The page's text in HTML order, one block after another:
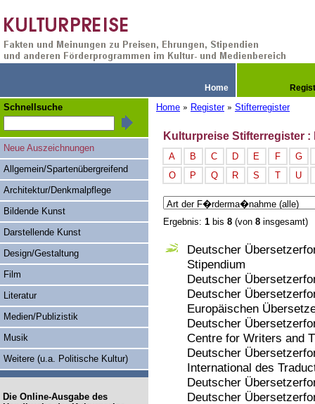
Home
Home » Register » Stifterregister
Kulturpreise Stifterregister
A B C D E F
G
O
P Q R S T U
Ergebnis: 1 bis 8 (von 8 insgesamt)
Deutscher
Stipendium
Deutscher
Deutscher
Europäischen
Deutscher
Centre for Writers and
Deutscher
International des
Deutscher
Deutscher
Schnellsuche
Neue Auszeichnungen
Allgemein/Spartenübergreifend
Architektur/Denkmalpflege
Bildende Kunst
Darstellende Kunst
Design/Gestaltung
Film
Literatur
Medien/Publizistik
Musik
Weitere (u.a. Politische Kultur)
Die Online-Ausgabe des